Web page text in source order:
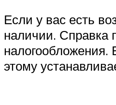
Если у вас есть
наличии. Справка
налогообложения.
этому